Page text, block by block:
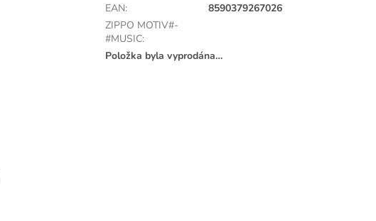
EAN:
8590379267026
ZIPPO MOTIV#-
#MUSIC:
Položka byla vyprodána…